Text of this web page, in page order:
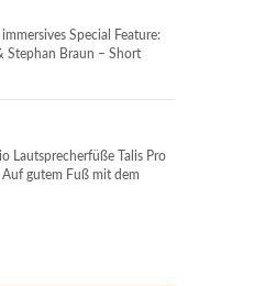
Special Feature:
Stephan Braun – Short
Lautsprecherfüße Talis Pro
Auf gutem Fuß mit dem